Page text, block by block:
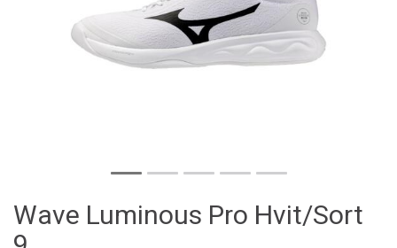
Wave Luminous Pro Hvit/Sort